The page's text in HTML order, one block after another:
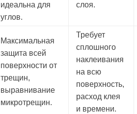
идеальна для
углов.
слоя.
Максимальная
защита всей
поверхности от
трещин,
выравнивание
микротрещин.
Требует
сплошного
наклеивания
на всю
поверхность,
расход клея
и времени.